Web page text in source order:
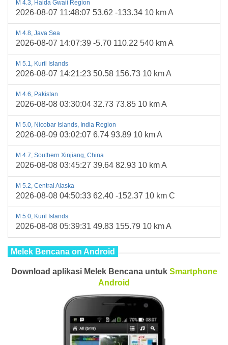
M 4.3, Haida Gwaii Region
2026-08-07 11:48:07 53.62 -133.34 10 km A
M 4.8, Java Sea
2026-08-07 14:07:39 -5.70 110.22 540 km A
M 5.1, Kuril Islands
2026-08-07 14:21:23 50.58 156.73 10 km A
M 4.6, Pakistan
2026-08-08 03:30:04 32.73 73.85 10 km A
M 5.0, Nicobar Islands, India Region
2026-08-09 03:02:07 6.74 93.89 10 km A
M 4.7, Southern Xinjiang, China
2026-08-08 03:45:27 39.64 82.93 10 km A
M 5.2, Central Alaska
2026-08-08 04:50:33 62.40 -152.37 10 km C
M 5.0, Kuril Islands
2026-08-08 05:39:31 49.83 155.79 10 km A
Melek Bencana on Android
Download aplikasi Melek Bencana untuk Smartphone
Android